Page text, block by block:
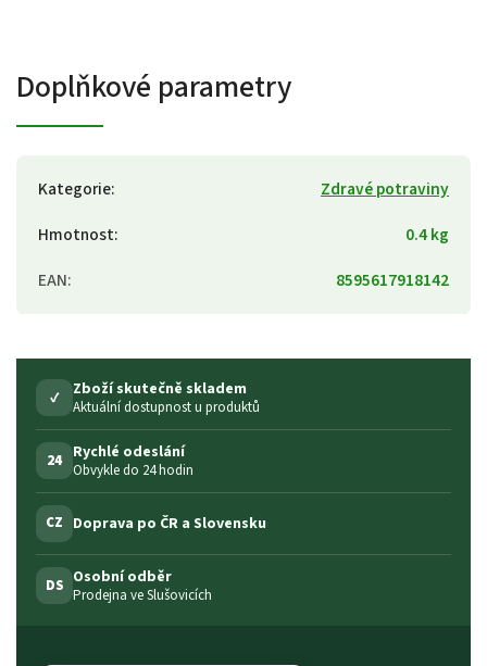
Doplňkové parametry
Kategorie:
Zdravé potraviny
Hmotnost:
0.4 kg
EAN: 8595617918142
✓ Zboží skutečně skladem
Aktuální dostupnost u produktů
24 Rychlé odeslání
Obvykle do 24 hodin
CZ Doprava po ČR a Slovensku
DS Osobní odběr
Prodejna ve Slušovicích